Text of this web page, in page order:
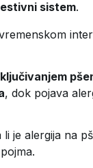
sistem.
, dok pojava
je alergija na